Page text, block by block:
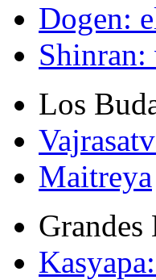
Dogen:
Shinran:
Los
Maitreya